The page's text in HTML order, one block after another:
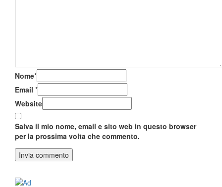
Nome*
Email *
Website
Salva il mio nome, email e sito web in questo browser
per la prossima volta che commento.